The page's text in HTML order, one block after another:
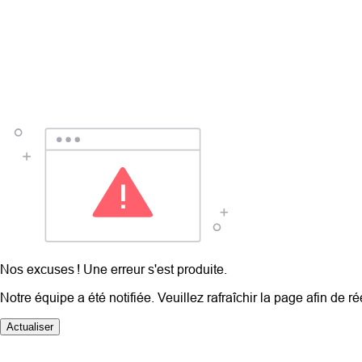
Nos excuses ! Une erreur s'est produite.
Notre équipe a été notifiée. Veuillez rafraîchir la page afin de
Actualiser